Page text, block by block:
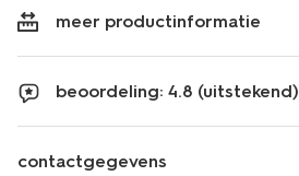
meer productinformatie
beoordeling: 4.8 (uitstekend)
contactgegevens